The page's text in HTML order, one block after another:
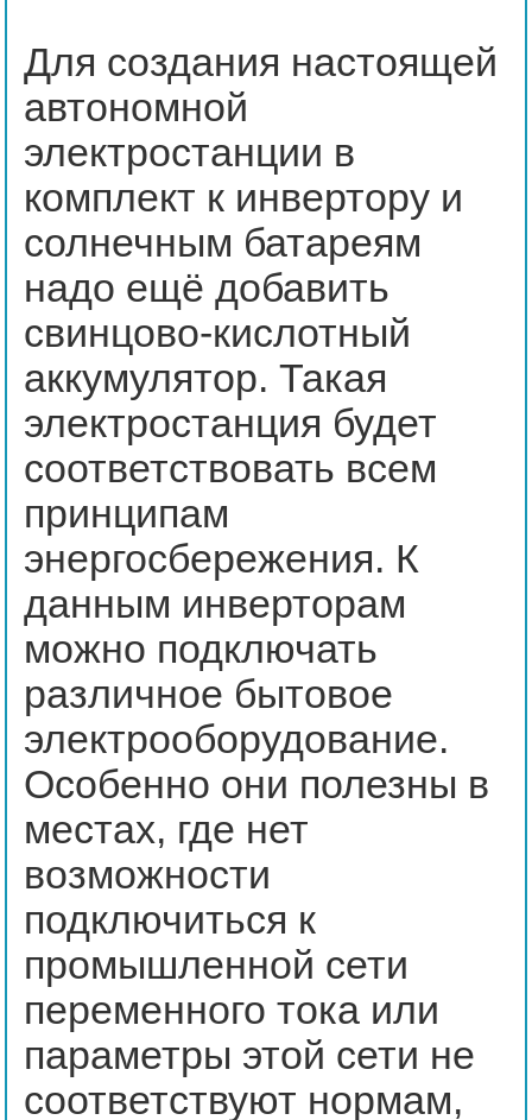
Для создания настоящей
автономной
электростанции в
комплект к инвертору и
солнечным батареям
надо ещё добавить
свинцово-кислотный
аккумулятор. Такая
электростанция будет
соответствовать всем
принципам
энергосбережения. К
данным инверторам
можно подключать
различное бытовое
электрооборудование.
Особенно они полезны в
местах, где нет
возможности
подключиться к
промышленной сети
переменного тока или
параметры этой сети не
соответствуют нормам,